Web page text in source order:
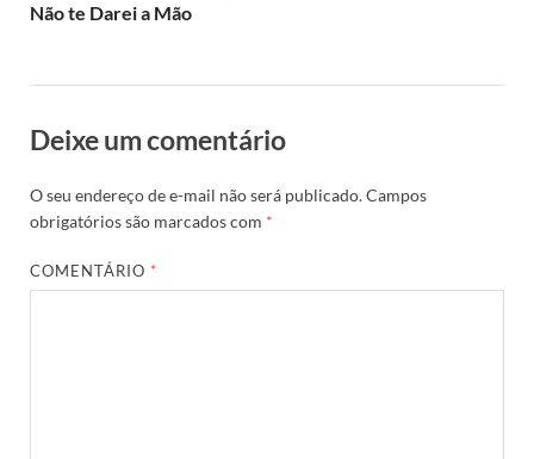
Não te Darei a Mão
Deixe um comentário
O seu endereço de e-mail não será publicado.Campos
obrigatórios são marcados com *
COMENTÁRIO *